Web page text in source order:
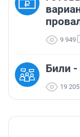
9 949
Били
19 205